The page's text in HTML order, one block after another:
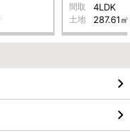
間取 4LDK
土地 287.61㎡